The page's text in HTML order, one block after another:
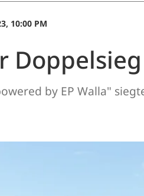
10:00 PM
by EP Walla"